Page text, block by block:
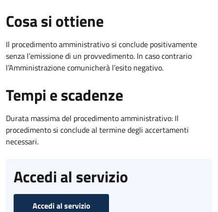
Cosa si ottiene
Il procedimento amministrativo si conclude positivamente
senza l’emissione di un provvedimento. In caso contrario
l’Amministrazione comunicherà l’esito negativo.
Tempi e scadenze
Durata massima del procedimento amministrativo: Il
procedimento si conclude al termine degli accertamenti
necessari.
Accedi al servizio
Accedi al servizio